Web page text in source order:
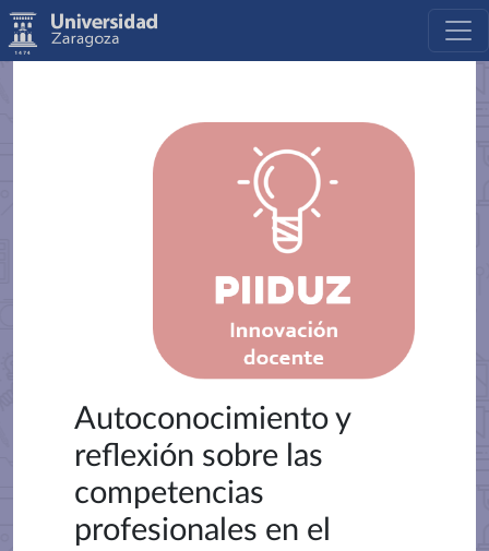
Autoconocimiento y
reflexión sobre las
competencias
profesionales en el